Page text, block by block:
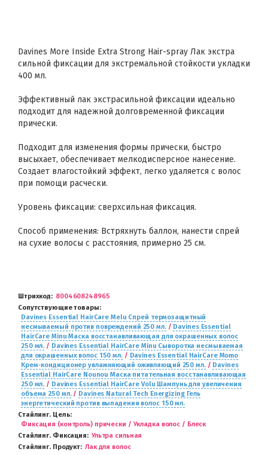
Davines More Inside Extra Strong Hair-spray Лак экстра
сильной фиксации для экстремальной стойкости укладки
400 мл.
Эффективный лак экстрасильной фиксации идеально
подходит для надежной долговременной фиксации
прически.
Подходит для изменения формы прически, быстро
высыхает, обеспечивает мелкодисперсное нанесение.
Создает влагостойкий эффект, легко удаляется с волос
при помощи расчески.
Уровень фиксации: сверхсильная фиксация.
Способ применения: Встряхнуть баллон, нанести спрей
на сухие волосы с расстояния, примерно 25 см.
Штрихкод
8004608248965
Сопутствующие товары
Davines Essential HairCare Melu Спрей термозащитный
несмываемый против повреждений 250 мл./ Davines Essential
HairCare Minu Маска восстанавливающая для окрашенных волос
250 мл. / Davines Essential HairCare Minu Сыворотка несмываемая
для окрашенных волос 150 мл./ Davines Essential HairCare Momo
Крем-кондиционер увлажняющий оживляющий 250 мл./ Davines
Essential HairCare Nounou Маска питательная восстанавливающая
250 мл. / Davines Essential HairCare Volu Шампунь для увеличения
объема 250 мл./ Davines Natural Tech Energizing Гель
энергетический против выпадения волос 150 мл.
Стайлинг. Цель
Фиксация (контроль) прически / Укладка волос / Блеск
Стайлинг. Фиксация
Ультра сильная
Стайлинг. Продукт
Лак для волос